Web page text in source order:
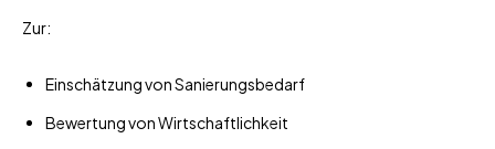
Zur:
Einschätzung von Sanierungsbedarf
Bewertung von Wirtschaftlichkeit